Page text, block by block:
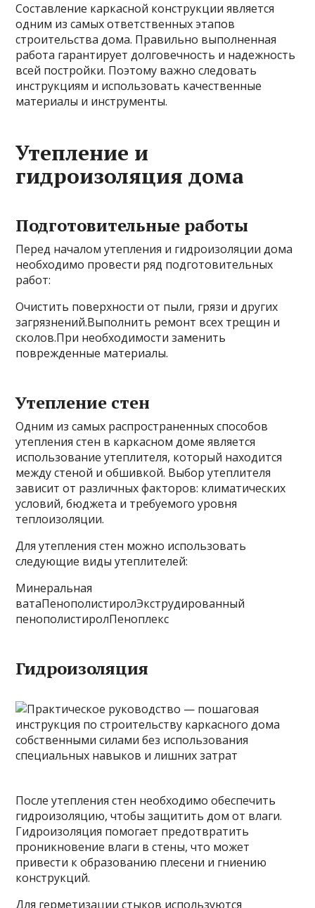
Составление каркасной конструкции является
одним из самых ответственных этапов
строительства дома. Правильно выполненная
работа гарантирует долговечность и надежность
всей постройки. Поэтому важно следовать
инструкциям и использовать качественные
материалы и инструменты.
Утепление и
гидроизоляция дома
Подготовительные работы
Перед началом утепления и гидроизоляции дома
необходимо провести ряд подготовительных
работ:
Очистить поверхности от пыли, грязи и других
загрязнений.Выполнить ремонт всех трещин и
сколов.При необходимости заменить
поврежденные материалы.
Утепление стен
Одним из самых распространенных способов
утепления стен в каркасном доме является
использование утеплителя, который находится
между стеной и обшивкой. Выбор утеплителя
зависит от различных факторов: климатических
условий, бюджета и требуемого уровня
теплоизоляции.
Для утепления стен можно использовать
следующие виды утеплителей:
Минеральная
ватаПенополистиролЭкструдированный
пенополистиролПеноплекс
Гидроизоляция
После утепления стен необходимо обеспечить
гидроизоляцию, чтобы защитить дом от влаги.
Гидроизоляция помогает предотвратить
проникновение влаги в стены, что может
привести к образованию плесени и гниению
конструкций.
Для герметизации стыков используются